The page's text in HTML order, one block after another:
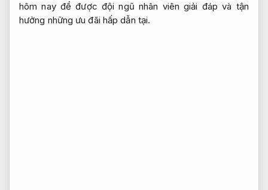
hôm nay để được đội ngũ nhân viên giải đáp và tận
hưởng những ưu đãi hấp dẫn tại.